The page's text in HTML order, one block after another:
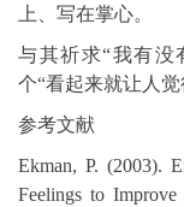
上、写在掌心。
与其祈求“我有没
个“看起来就让人觉
参考文献
Ekman, P. (2003).
Feelings to